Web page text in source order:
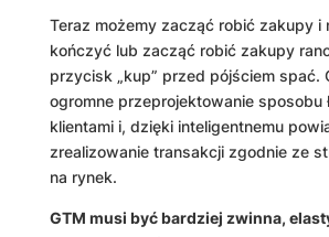
Teraz możemy zacząć robić zakupy i
kończyć lub zacząć robić zakupy
przycisk „kup” przed pójściem spać.
ogromne przeprojektowanie sposobu
klientami i, dzięki inteligentnemu
zrealizowanie transakcji zgodnie ze
na rynek.
GTM musi być bardziej zwinna,